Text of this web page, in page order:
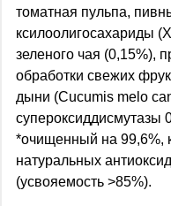
томатная пульпа,
ксилоолигосахариды
зеленого чая (0,15%),
обработки свежих
дыни (Cucumis melo
супероксиддисмутазы
*очищенный на 99,6%,
натуральных
(усвояемость >85%).